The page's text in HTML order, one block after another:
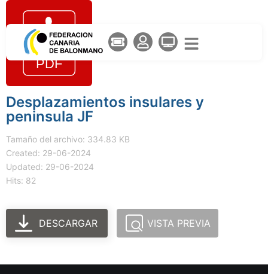
Desplazamientos insulares y
peninsula JF
Tamaño del archivo: 334.83 KB
Created: 29-06-2024
Updated: 29-06-2024
Hits: 82
DESCARGAR VISTA PREVIA